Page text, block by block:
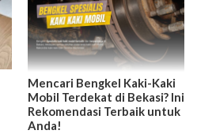
Mencari Bengkel Kaki-Kaki
Mobil Terdekat di Bekasi? Ini
Rekomendasi Terbaik untuk
Anda!